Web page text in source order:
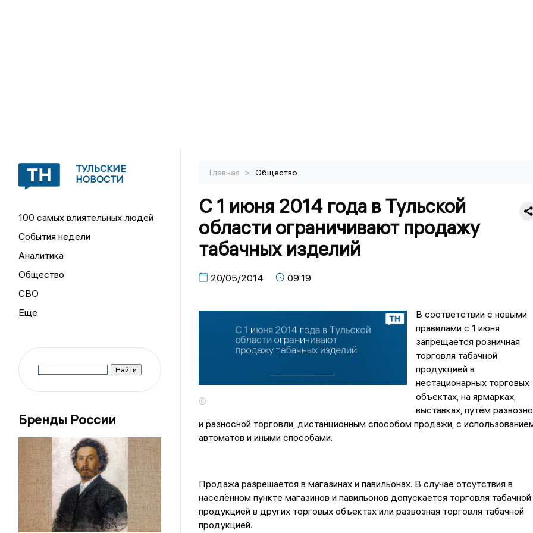
ТУЛЬСКИЕ
НОВОСТИ
100 самых влиятельных людей
События недели
Аналитика
Общество
СВО
Бренды России
Главная > Общество
С 1 июня 2014 года в Тульской
области ограничивают продажу
табачных изделий
20/05/2014 09:19
©
В соответствии с новыми
правилами с 1 июня
запрещается розничная
торговля табачной
продукцией в
нестационарных торговых
объектах, на ярмарках,
выставках, путём
и разносной торговли, дистанционным способом продажи, с
автоматов и иными способами.
Продажа разрешается в магазинах и павильонах. В случае отсутствия в
населённом пункте магазинов и павильонов допускается торговля табачной
продукцией в других торговых объектах или развозная торговля табачной
продукцией.